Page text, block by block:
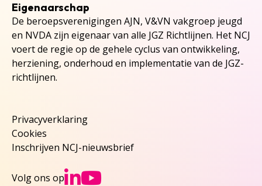
Eigenaarschap
De beroepsverenigingen AJN, V&VN vakgroep jeugd
en NVDA zijn eigenaar van alle JGZ Richtlijnen. Het NCJ
voert de regie op de gehele cyclus van ontwikkeling,
herziening, onderhoud en implementatie van de JGZ-
richtlijnen.
Privacyverklaring
Cookies
Inschrijven NCJ-nieuwsbrief
Volg ons op Ga naar NCJs